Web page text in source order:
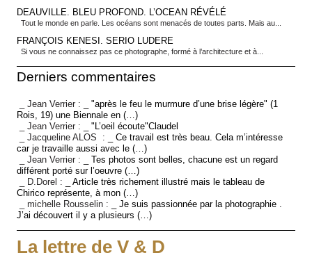
DEAUVILLE. BLEU PROFOND. L’OCEAN RÉVÉLÉ
Tout le monde en parle. Les océans sont menacés de toutes parts. Mais au...
FRANÇOIS KENESI. SERIO LUDERE
Si vous ne connaissez pas ce photographe, formé à l’architecture et à...
Derniers commentaires
_ Jean Verrier :
_ "après le feu le murmure d’une brise légère" (1
Rois, 19) une Biennale en (…)
_ Jean Verrier :
_ "L’oeil écoute"Claudel
_ Jacqueline ALOS :
_ Ce travail est très beau. Cela m’intéresse
car je travaille aussi avec le (…)
_ Jean Verrier :
_ Tes photos sont belles, chacune est un regard
différent porté sur l’oeuvre (…)
_ D.Dorel :
_ Article très richement illustré mais le tableau de
Chirico représente, à mon (…)
_ michelle Rousselin :
_ Je suis passionnée par la photographie .
J’ai découvert il y a plusieurs (…)
La lettre de V & D